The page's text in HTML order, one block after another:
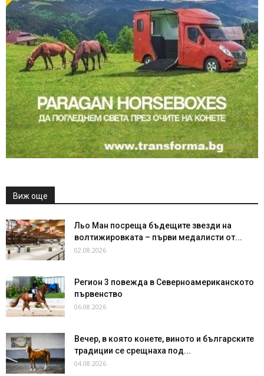
Виж още
Льо Ман посреща бъдещите звезди на
волтижировката – първи медалисти от...
02.08.2026
Регион 3 повежда в Северноамериканското
първенство
06.08.2026
Вечер, в която конете, виното и българските
традиции се срещнаха под...
04.08.2026